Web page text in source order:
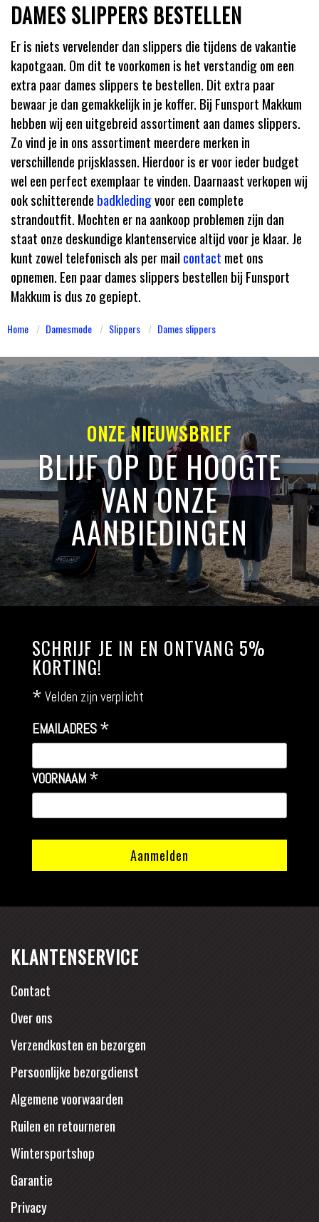
DAMES SLIPPERS BESTELLEN
Er is niets vervelender dan slippers die tijdens de vakantie
kapotgaan. Om dit te voorkomen is het verstandig om een
extra paardames slippers te bestellen. Dit extra paar
bewaar je dan gemakkelijk in je koffer. Bij Funsport Makkum
hebben wij een uitgebreid assortiment aan dames slippers.
Zo vind je in ons assortiment meerdere merken in
verschillende prijsklassen. Hierdoor is er voor ieder budget
wel een perfect exemplaar te vinden. Daarnaast verkopen wij
ook schitterende badkledingvoor een complete
strandoutfit. Mochten er na aankoop problemen zijn dan
staat onze deskundige klantenservice altijd voor je klaar. Je
kunt zowel telefonisch als per mail contact met ons
opnemen. Een paar dames slippers bestellen bij Funsport
Makkum is dus zo gepiept.
Home Damesmode Slippers Dames slippers
ONZE NIEUWSBRIEF
BLIJF OP DE HOOGTE
VAN ONZE
AANBIEDINGEN
SCHRIJF JE IN EN ONTVANG 5%
KORTING!
* Velden zijn verplicht
EMAILADRES *
VOORNAAM *
KLANTENSERVICE
Contact
Over ons
Verzendkosten en bezorgen
Persoonlijke bezorgdienst
Algemene voorwaarden
Ruilen en retourneren
Wintersportshop
Garantie
Privacy